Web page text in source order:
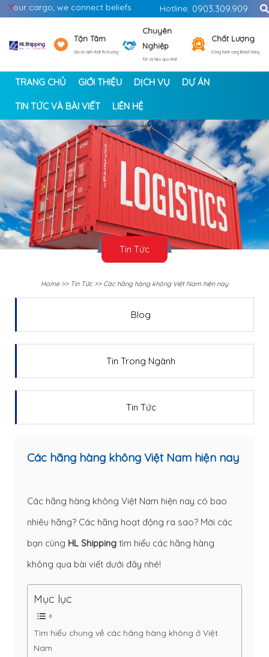
Your cargo, we connect beliefs Hotline: 0903.309.909
Tận Tâm
Giá ổn định nhất thị trường
Chuyên
Nghiệp
Tốt và hiệu quả nhất
Chất Lượng
Đồng hành cùng khách hàng
TRANG CHỦ GIỚI THIỆU DỊCH VỤ DỰ ÁN
TIN TỨC VÀ BÀI VIẾT LIÊN HỆ
< >
Tin Tức
Home>> Tin Tức>> Các hãng hàng không Việt Nam hiện nay
Blog
Tin Trong Ngành
Tin Tức
Các hãng hàng không Việt Nam hiện nay
Các hãng hàng không Việt Nam hiện nay có bao
nhiêu hãng? Các hãng hoạt động ra sao? Mời các
bạn cùng HL Shipping tìm hiểu các hãng hàng
không qua bài viết dưới đây nhé!
Mục lục
Tìm hiểu chung về các hãng hàng không ở Việt
Nam